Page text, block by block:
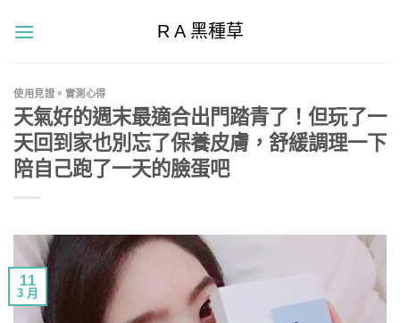
R A 黑種草
使用見證。實測心得
天氣好的週末最適合出門踏青了！但玩了一
天回到家也別忘了保養皮膚，舒緩調理一下
陪自己跑了一天的臉蛋吧
11
3 月